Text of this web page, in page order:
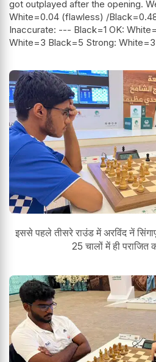
got outplayed after the opening.
White=0.04 (flawless) /
Inaccurate: --- Black=1 OK:
White=3 Black=5 Strong:
इससे पहले तीसरे राउंड में अरविंद नें
25 चालों में ही पराजित